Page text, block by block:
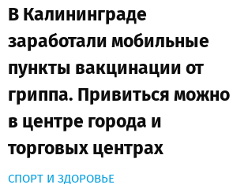
В Калининграде
заработали мобильные
пункты вакцинации от
гриппа. Привиться можно
в центре города и
торговых центрах
СПОРТ И ЗДОРОВЬЕ